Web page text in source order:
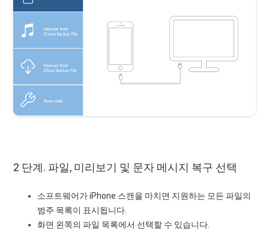
2 단계. 파일, 미리보기 및 문자 메시지 복구 선택
소프트웨어가 iPhone 스캔을 마치면 지원하는 모든 파일의
범주 목록이 표시됩니다.
화면 왼쪽의 파일 목록에서 선택할 수 있습니다.